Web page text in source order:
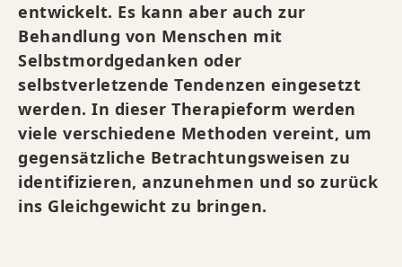
entwickelt. Es kann aber auch zur
Behandlung von Menschen mit
Selbstmordgedanken oder
selbstverletzende Tendenzen eingesetzt
werden. In dieser Therapieform werden
viele verschiedene Methoden vereint, um
gegensätzliche Betrachtungsweisen zu
identifizieren, anzunehmen und so zurück
ins Gleichgewicht zu bringen.